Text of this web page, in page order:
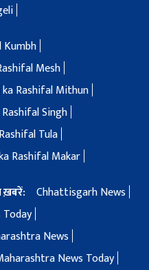
Kumbh
Mesh
Rashifal Mithun
Singh
Tula
Rashifal Makar
ख़बरें:
Chhattisgarh News
News
News Today